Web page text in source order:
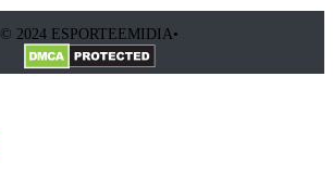
© 2024 ESPORTEEMIDIA•